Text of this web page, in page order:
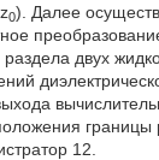
0). Далее
двух
границы
12.